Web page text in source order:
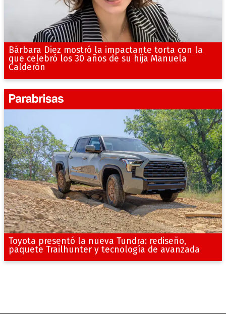
Bárbara Diez mostró la impactante torta con la
que celebró los 30 años de su hija Manuela
Calderón
Toyota presentó la nueva Tundra: rediseño,
paquete Trailhunter y tecnología de avanzada